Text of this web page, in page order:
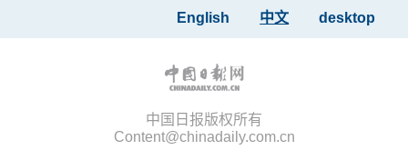
desktop
中文
English
中国日报版权所有
Content@chinadaily.com.cn